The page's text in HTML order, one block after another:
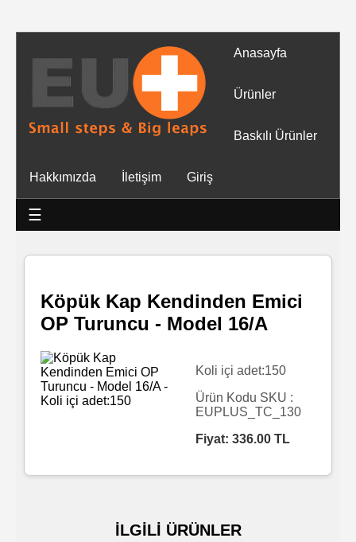
Anasayfa
Ürünler
Baskılı Ürünler
Hakkımızda İletişim Giriş
☰
Tüm
Ürünler
Mendiller
Baskılı
Islak
Rulo
Mendil
Islak
/
Mendiller
Köpük Kap Kendinden Emici
OP Turuncu - Model 16/A
Koli içi adet:150
Ürün Kodu SKU :
EUPLUS_TC_130
Fiyat: 336.00 TL
İLGİLİ ÜRÜNLER